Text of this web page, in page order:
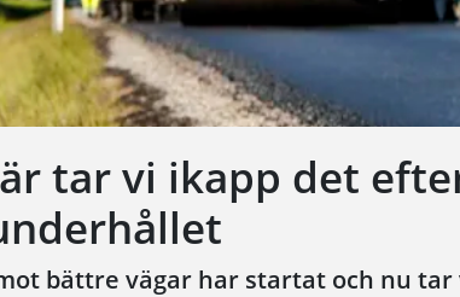
tar vi ikapp det
bättre vägar har startat och nu tar